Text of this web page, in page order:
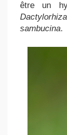
être un
sambucina.